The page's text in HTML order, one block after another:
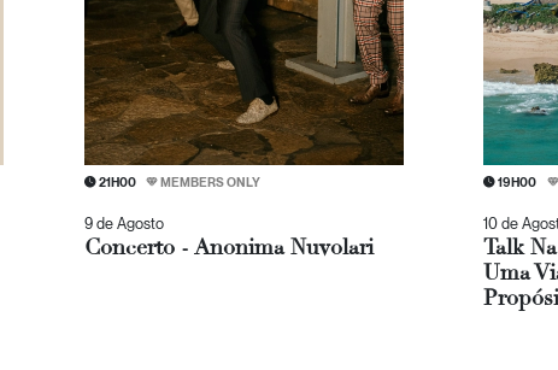
21H00 MEMBERS ONLY
9 de Agosto
Concerto - Anonima Nuvolari
19H00
10 de
Talk
Uma